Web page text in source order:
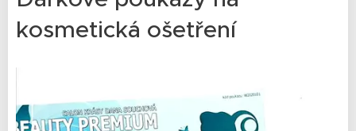
kosmetická ošetření